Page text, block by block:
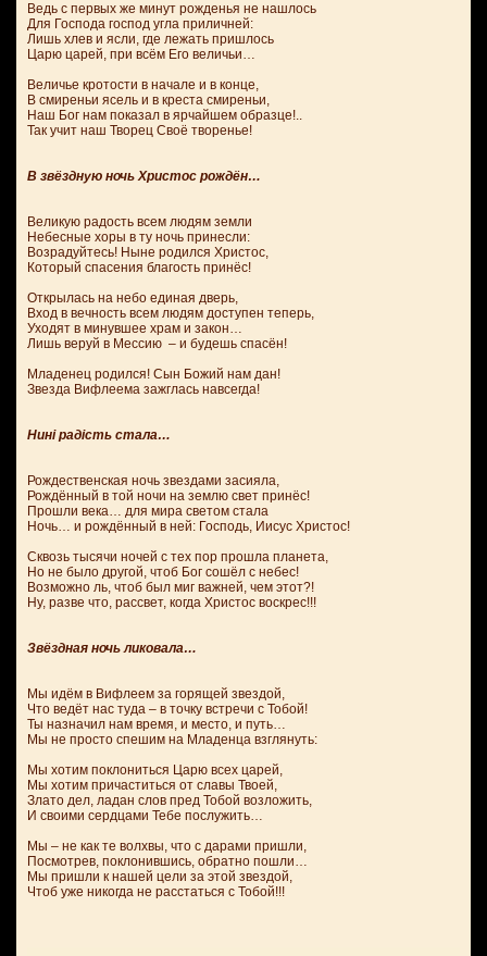
Ведь с первых же минут рожденья не нашлось
Для Господа господ угла приличней:
Лишь хлев и ясли, где лежать пришлось
Царю царей, при всём Его величьи…
Величье кротости в начале и в конце,
В смиреньи ясель и в креста смиреньи,
Наш Бог нам показал в ярчайшем образце!..
Так учит наш Творец Своё творенье!
В звёздную ночь Христос рождён…
Великую радость всем людям земли
Небесные хоры в ту ночь принесли:
Возрадуйтесь! Ныне родился Христос,
Который спасения благость принёс!
Открылась на небо единая дверь,
Вход в вечность всем людям доступен теперь,
Уходят в минувшее храм и закон…
Лишь веруй в Мессию – и будешь спасён!
Младенец родился! Сын Божий нам дан!
Звезда Вифлеема зажглась навсегда!
Нині радість стала…
Рождественская ночь звездами засияла,
Рождённый в той ночи на землю свет принёс!
Прошли века… для мира светом стала
Ночь… и рождённый в ней: Господь, Иисус Христос!
Сквозь тысячи ночей с тех пор прошла планета,
Но не было другой, чтоб Бог сошёл с небес!
Возможно ль, чтоб был миг важней, чем этот?!
Ну, разве что, рассвет, когда Христос воскрес!!!
Звёздная ночь ликовала…
Мы идём в Вифлеем за горящей звездой,
Что ведёт нас туда – в точку встречи с Тобой!
Ты назначил нам время, и место, и путь…
Мы не просто спешим на Младенца взглянуть:
Мы хотим поклониться Царю всех царей,
Мы хотим причаститься от славы Твоей,
Злато дел, ладан слов пред Тобой возложить,
И своими сердцами Тебе послужить…
Мы – не как те волхвы, что с дарами пришли,
Посмотрев, поклонившись, обратно пошли…
Мы пришли к нашей цели за этой звездой,
Чтоб уже никогда не расстаться с Тобой!!!